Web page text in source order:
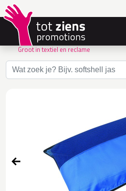
Groot in textiel en reclame